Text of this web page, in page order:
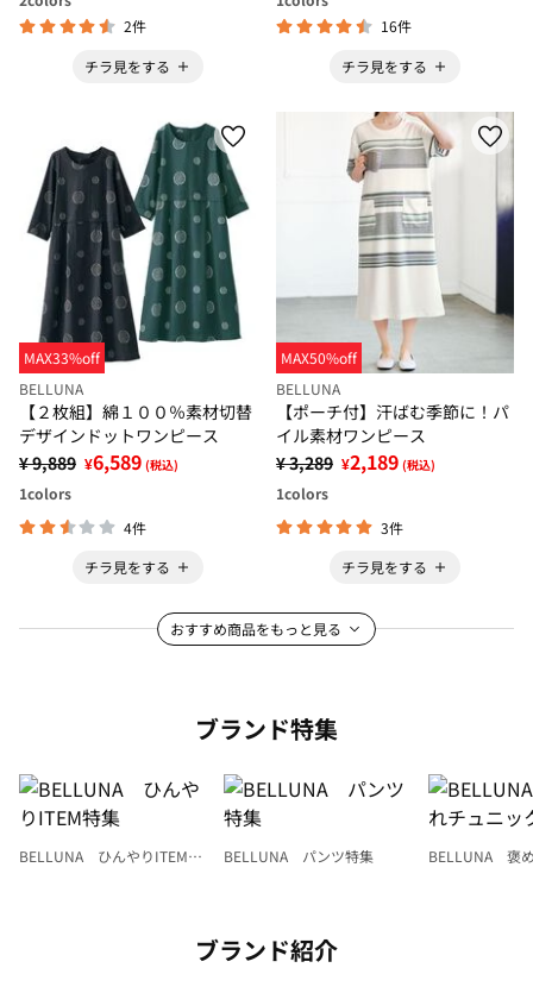
2件
チラ見をする
16件
チラ見をする
MAX33%off
BELLUNA
【２枚組】綿１００％素材切替
デザインドットワンピース
¥ 9,889 ¥6,589 (税込)
1colors
4件
チラ見をする
MAX50%off
BELLUNA
【ポーチ付】汗ばむ季節に！パ
イル素材ワンピース
¥ 3,289 ¥2,189 (税込)
1colors
3件
チラ見をする
おすすめ商品をもっと見る
ブランド特集
BELLUNA ひんやりITEM特
BELLUNA パンツ特集
BELLUNA 褒
ブランド紹介